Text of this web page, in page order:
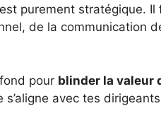
purement stratégique. Il
de la communication
pour blinder la valeur
s’aligne avec tes